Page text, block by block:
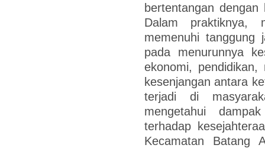
bertentangan
Dalam praktiknya,
memenuhi tanggung
pada menurunnya
ekonomi,
kesenjangan antara
terjadi di
mengetahui
terhadap
Kecamatan Batang